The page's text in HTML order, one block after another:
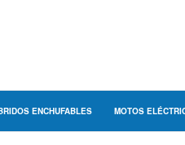
ENCHUFABLES MOTOS